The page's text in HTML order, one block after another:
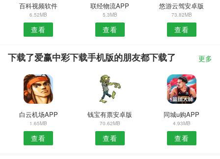
百科视频软件
6.52MB
查看
联经物流APP
5.3MB
查看
悠游云驾安卓版
73.82MB
查看
下载了爱赢中彩下载手机版的朋友都下载了 更多
白云机场APP
1.65MB
查看
钱宝有票安卓版
70.62MB
查看
同城u购APP
4.93MB
查看